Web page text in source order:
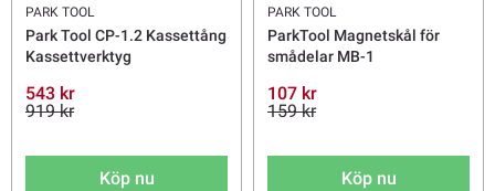
PARK TOOL
Park Tool CP-1.2 Kassettång
Kassettverktyg
543 kr
919 kr
Köp nu
PARK TOOL
ParkTool Magnetskål för
smådelar MB-1
107 kr
159 kr
Köp nu